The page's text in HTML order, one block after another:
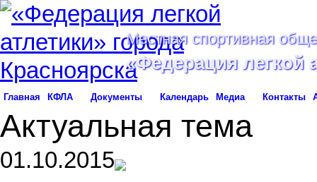
Местная спортивная
«Федерация легкой
Главная КФЛА Документы Календарь Медиа Контакты
Актуальная тема
01.10.2015